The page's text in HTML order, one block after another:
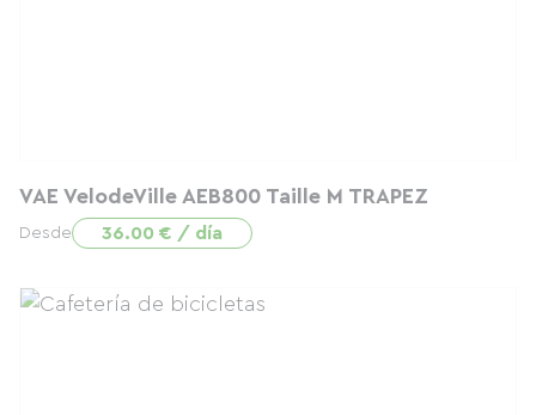
VAE VelodeVille AEB800 Taille M TRAPEZ
Desde 36.00 € / día